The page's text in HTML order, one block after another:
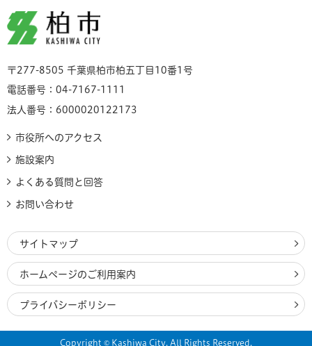
柏市
〒277-8505 千葉県柏市柏五丁目10番1号
電話番号：04-7167-1111
法人番号：6000020122173
市役所へのアクセス
施設案内
よくある質問と回答
お問い合わせ
サイトマップ
ホームページのご利用案内
プライバシーポリシー
Copyright © Kashiwa City. All Rights Reserved.